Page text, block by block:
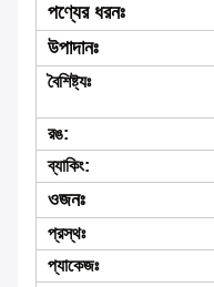
পণ্যের ধরনঃ
উপাদানঃ
বৈশিষ্ট্যঃ
রঙ:
ব্যাকিং:
ওজনঃ
প্রস্থঃ
প্যাকেজঃ